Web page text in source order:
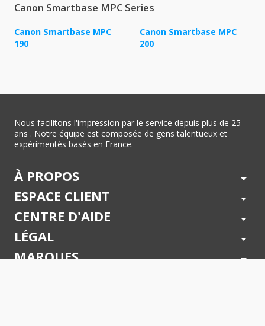
Canon Smartbase MPC Series
Canon Smartbase MPC
190
Canon Smartbase MPC
200
Nous facilitons l'impression par le service depuis plus de 25
ans . Notre équipe est composée de gens talentueux et
expérimentés basés en France.
À PROPOS arrow_drop_down
ESPACE CLIENT arrow_drop_down
CENTRE D'AIDE arrow_drop_down
LÉGAL arrow_drop_down
MARQUES arrow_drop_down